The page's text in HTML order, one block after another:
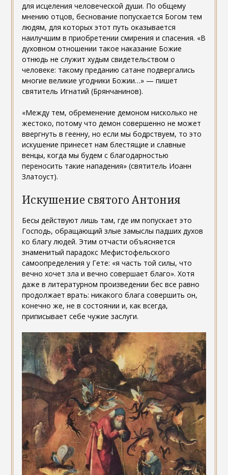
для исцеления человеческой души. По общему
мнению отцов, беснование попускается Богом тем
людям, для которых этот путь оказывается
наилучшим в приобретении смирения и спасения. «В
духовном отношении такое наказание Божие
отнюдь не служит худым свидетельством о
человеке: такому преданию сатане подвергались
многие великие угодники Божии…» — пишет
святитель Игнатий (Брянчанинов).
«Между тем, обременение демоном нисколько не
жестоко, потому что демон совершенно не может
ввергнуть в геенну, но если мы бодрствуем, то это
искушение принесет нам блестящие и славные
венцы, когда мы будем с благодарностью
переносить такие нападения» (святитель Иоанн
Златоуст).
Искушение святого Антония
Бесы действуют лишь там, где им попускает это
Господь, обращающий злые замыслы падших духов
ко благу людей. Этим отчасти объясняется
знаменитый парадокс Мефистофельского
самоопределения у Гете: «я часть той силы, что
вечно хочет зла и вечно совершает благо». Хотя
даже в литературном произведении бес все равно
продолжает врать: никакого блага совершить он,
конечно же, не в состоянии и, как всегда,
приписывает себе чужие заслуги.